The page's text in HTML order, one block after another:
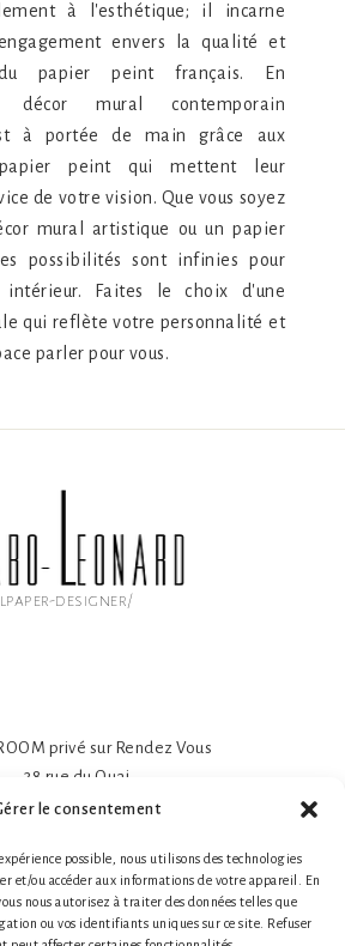
le consentement
possible, nous utilisons des technologies
et/ou accéder aux informations de votre appareil. En
nous autorisez à traiter des données telles que
ou vos identifiants uniques sur ce site. Refuser
à l'esthétique; il incarne
envers la qualité et
du papier peint français. En
décor mural contemporain
à portée de main grâce aux
peint qui mettent leur
de votre vision. Que vous soyez
mural artistique ou un papier
possibilités sont infinies pour
Faites le choix d'une
qui reflète votre personnalité et
parler pour vous.
designer/
privé sur Rendez Vous
38 rue du Quai
81600 GAILLAC
sur-mesure
in France- Made in Tarn
(0)6 78 66 87 25 Nathalie Guillot